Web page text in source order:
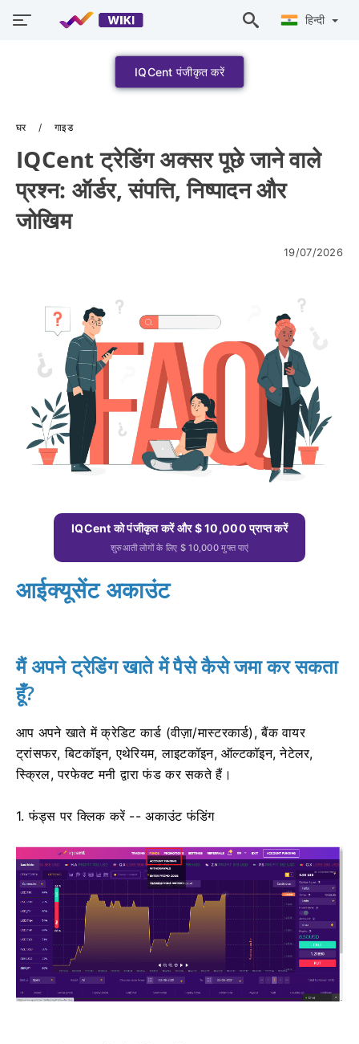
हिन्दी
IQCent पंजीकृत करें
घर गाइड
IQCent ट्रेडिंग अक्सर पूछे जाने वाले
प्रश्न: ऑर्डर, संपत्ति, निष्पादन और
जोखिम
19/07/2026
IQCent को पंजीकृत करें और $ 10,000 प्राप्त करें
शुरुआती लोगों के लिए $ 10,000 मुफ्त पाएं
आईक्यूसेंट अकाउंट
मैं अपने ट्रेडिंग खाते में पैसे कैसे जमा कर सकता
हूँ?
आप अपने खाते में क्रेडिट कार्ड (वीज़ा/मास्टरकार्ड), बैंक वायर
ट्रांसफर, बिटकॉइन, एथेरियम, लाइटकॉइन, ऑल्टकॉइन, नेटेलर,
स्क्रिल, परफेक्ट मनी द्वारा फंड कर सकते हैं।
1. फंड्स पर क्लिक करें -- अकाउंट फंडिंग